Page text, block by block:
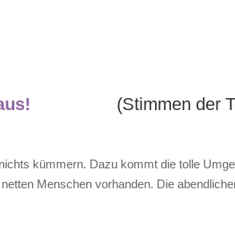
aus! (Stimmen der
kümmern. Dazu kommt die tolle
Menschen vorhanden. Die